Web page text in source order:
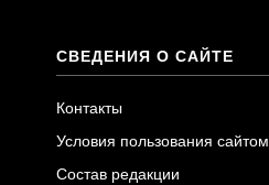
СВЕДЕНИЯ О САЙТЕ
Контакты
Условия пользования сайтом
Состав редакции